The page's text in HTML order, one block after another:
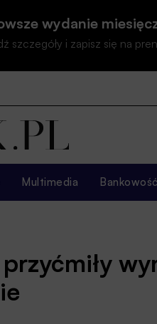
wydanie
szczegóły i zapisz się na
Multimedia